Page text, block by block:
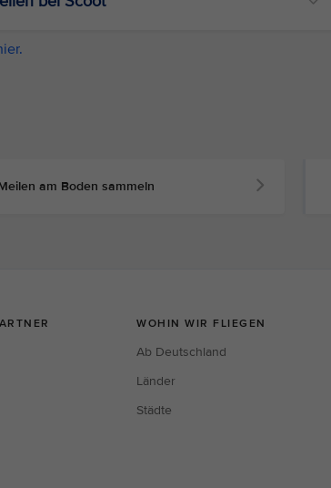
am Boden sammeln